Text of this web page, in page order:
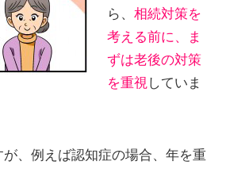
ら、 相続対策を
考える前に、ま
ずは老後の対策
を重視 していま
、例えば認知症の場合、年を重